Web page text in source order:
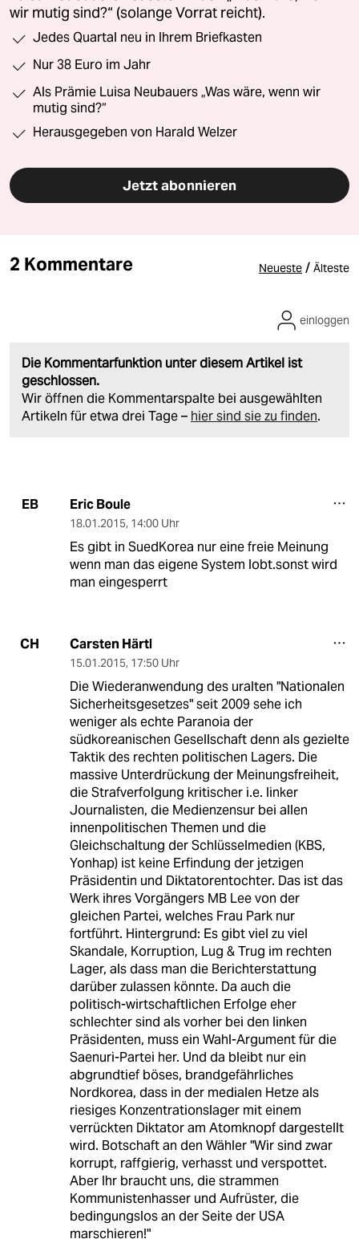
wir mutig sind?“ (solange Vorrat reicht).
Jedes Quartal neu in Ihrem Briefkasten
Nur 38 Euro im Jahr
Als Prämie Luisa Neubauers „Was wäre, wenn wir
mutig sind?“
Herausgegeben von Harald Welzer
Jetzt abonnieren
2 Kommentare Neueste / Älteste
Die Kommentarfunktion unter diesem Artikel ist
geschlossen.
Wir öffnen die Kommentarspalte bei ausgewählten
Artikeln für etwa drei Tage – hier sind sie zu finden.
einloggen
EB Eric Boule
18.01.2015, 14:00 Uhr
Es gibt in SuedKorea nur eine freie Meinung
wenn man das eigene System lobt.sonst wird
man eingesperrt
CH Carsten Härtl
15.01.2015, 17:50 Uhr
Die Wiederanwendung des uralten "Nationalen
Sicherheitsgesetzes" seit 2009 sehe ich
weniger als echte Paranoia der
südkoreanischen Gesellschaft denn als gezielte
Taktik des rechten politischen Lagers. Die
massive Unterdrückung der Meinungsfreiheit,
die Strafverfolgung kritischer i.e. linker
Journalisten, die Medienzensur bei allen
innenpolitischen Themen und die
Gleichschaltung der Schlüsselmedien (KBS,
Yonhap) ist keine Erfindung der jetzigen
Präsidentin und Diktatorentochter. Das ist das
Werk ihres Vorgängers MB Lee von der
gleichen Partei, welches Frau Park nur
fortführt. Hintergrund: Es gibt viel zu viel
Skandale, Korruption, Lug & Trug im rechten
Lager, als dass man die Berichterstattung
darüber zulassen könnte. Da auch die
politisch-wirtschaftlichen Erfolge eher
schlechter sind als vorher bei den linken
Präsidenten, muss ein Wahl-Argument für die
Saenuri-Partei her. Und da bleibt nur ein
abgrundtief böses, brandgefährliches
Nordkorea, dass in der medialen Hetze als
riesiges Konzentrationslager mit einem
verrückten Diktator am Atomknopf dargestellt
wird. Botschaft an den Wähler "Wir sind zwar
korrupt, raffgierig, verhasst und verspottet.
Aber Ihr braucht uns, die strammen
Kommunistenhasser und Aufrüster, die
bedingungslos an der Seite der USA
marschieren!"